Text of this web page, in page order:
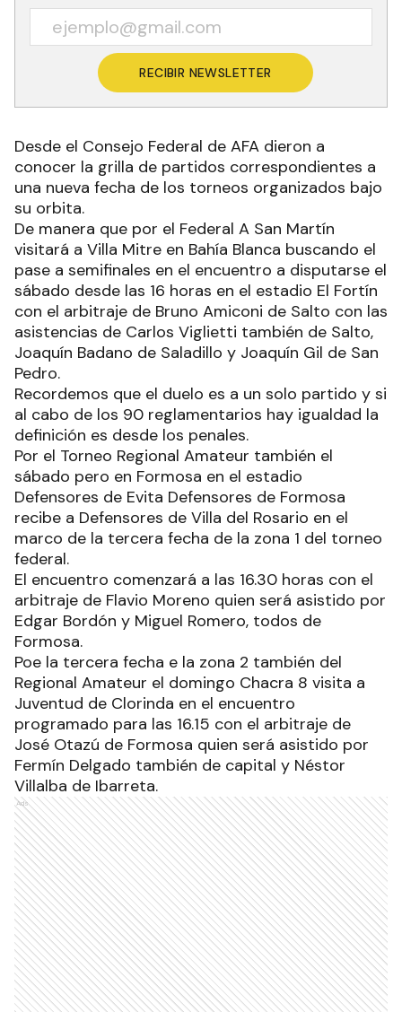
RECIBIR NEWSLETTER
Desde el Consejo Federal de AFA dieron a
conocer la grilla de partidos correspondientes a
una nueva fecha de los torneos organizados bajo
su orbita.
De manera que por el Federal A San Martín
visitará a Villa Mitre en Bahía Blanca buscando el
pase a semifinales en el encuentro a disputarse el
sábado desde las 16 horas en el estadio El Fortín
con el arbitraje de Bruno Amiconi de Salto con las
asistencias de Carlos Viglietti también de Salto,
Joaquín Badano de Saladillo y Joaquín Gil de San
Pedro.
Recordemos que el duelo es a un solo partido y si
al cabo de los 90 reglamentarios hay igualdad la
definición es desde los penales.
Por el Torneo Regional Amateur también el
sábado pero en Formosa en el estadio
Defensores de Evita Defensores de Formosa
recibe a Defensores de Villa del Rosario en el
marco de la tercera fecha de la zona 1 del torneo
federal.
El encuentro comenzará a las 16.30 horas con el
arbitraje de Flavio Moreno quien será asistido por
Edgar Bordón y Miguel Romero, todos de
Formosa.
Poe la tercera fecha e la zona 2 también del
Regional Amateur el domingo Chacra 8 visita a
Juventud de Clorinda en el encuentro
programado para las 16.15 con el arbitraje de
José Otazú de Formosa quien será asistido por
Fermín Delgado también de capital y Néstor
Villalba de Ibarreta.
Ads